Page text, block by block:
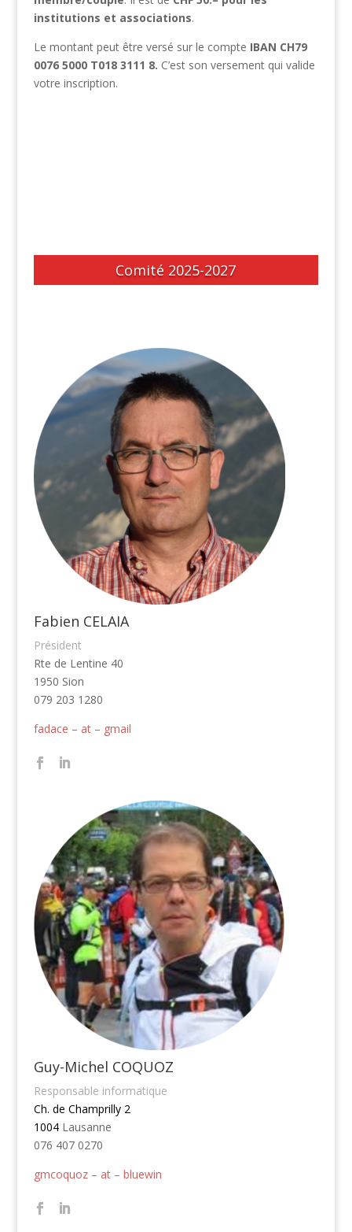
institutions et associations.
Le montant peut être versé sur le compte IBAN CH79
0076 5000 T018 3111 8. C’est son versement qui valide
votre inscription.
Comité 2025-2027
Fabien CELAIA
Président
Rte de Lentine 40
1950 Sion
079 203 1280
fadace – at – gmail
Guy-Michel COQUOZ
Responsable informatique
Ch. de Champrilly 2
1004Lausanne
076 407 0270
gmcoquoz – at – bluewin